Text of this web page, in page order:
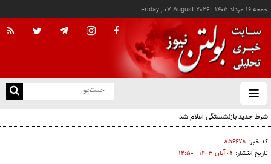
جمعه ۱۶ مرداد ۱۴۰۵ |
Friday , 07 August 2026
باز
و
شرط جدید بازنشستگی اعلام شد
کد خبر: ۸۵۶۶۷۸
تاریخ انتشار: ۰۴ آبان ۱۴۰۳ - ۱۲:۵۰